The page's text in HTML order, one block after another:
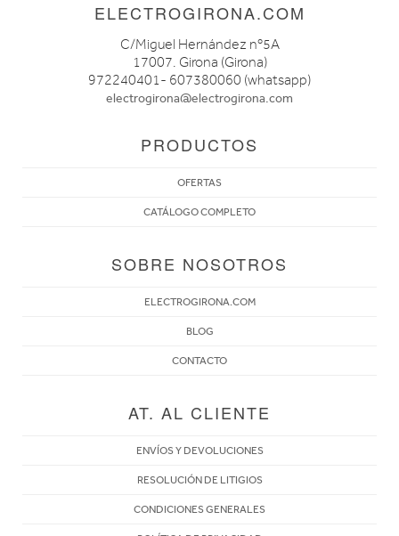
ELECTROGIRONA.COM
C/Miguel Hernández nº5A
17007. Girona (Girona)
972240401- 607380060 (whatsapp)
electrogirona@electrogirona.com
PRODUCTOS
OFERTAS
CATÁLOGO COMPLETO
SOBRE NOSOTROS
ELECTROGIRONA.COM
BLOG
CONTACTO
AT. AL CLIENTE
ENVÍOS Y DEVOLUCIONES
RESOLUCIÓN DE LITIGIOS
CONDICIONES GENERALES